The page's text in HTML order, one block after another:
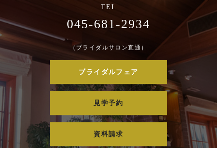
045-681-2934
（ブライダルサロン直通）
ブライダルフェア
見学予約
資料請求